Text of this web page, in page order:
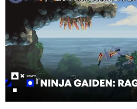
日本モバイルゲーム産業史
日本のモバイルゲーム史にお
ルを網羅するほか、開発者への
解説を掲載。約20年の歴史が
若ゲのいたり〜ゲーム
『うつヌケ』『ペンと箸』等で
一先生によるゲーム業界レポー
なんでゲームは面白い？
ゲーム開発者・hamatsu氏が